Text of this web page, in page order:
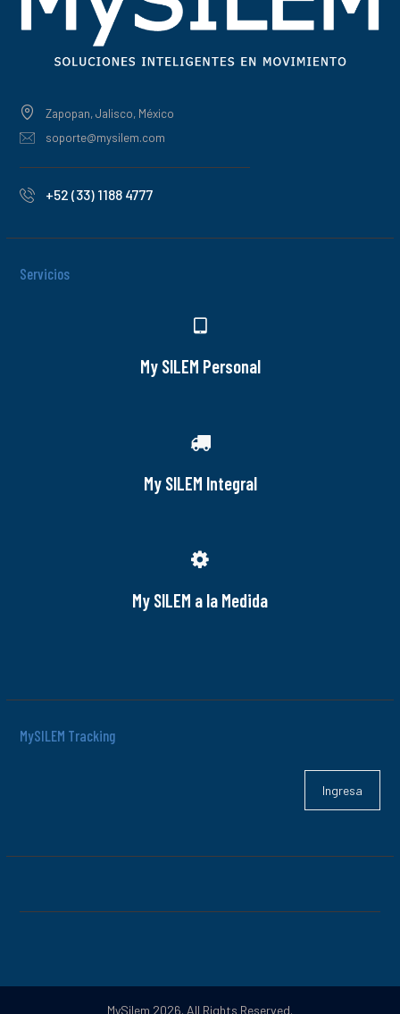
Zapopan, Jalisco, México
soporte@mysilem.com
+52 (33) 1188 4777
Servicios
My SILEM Personal
My SILEM Integral
My SILEM a la Medida
MySILEM Tracking
Ingresa
MySilem 2026. All Rights Reserved.